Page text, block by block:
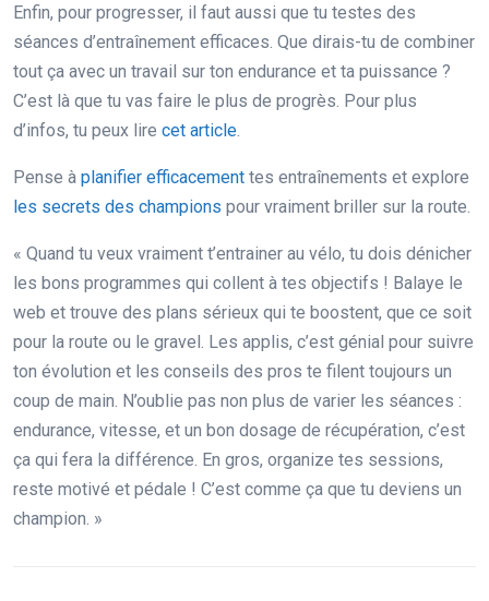
Enfin, pour progresser, il faut aussi que tu testes des
séances d’entraînement efficaces. Que dirais-tu de combiner
tout ça avec un travail sur ton endurance et ta puissance ?
C’est là que tu vas faire le plus de progrès. Pour plus
d’infos, tu peux lire cet article
Pense à planifier efficacement tes entraînements et explore
les secrets des champions pour vraiment briller sur la route.
« Quand tu veux vraiment t’entrainer au vélo, tu dois dénicher
les bons programmes qui collent à tes objectifs ! Balaye le
web et trouve des plans sérieux qui te boostent, que ce soit
pour la route ou le gravel. Les applis, c’est génial pour suivre
ton évolution et les conseils des pros te filent toujours un
coup de main. N’oublie pas non plus de varier les séances :
endurance, vitesse, et un bon dosage de récupération, c’est
ça qui fera la différence. En gros, organize tes sessions,
reste motivé et pédale ! C’est comme ça que tu deviens un
champion. »